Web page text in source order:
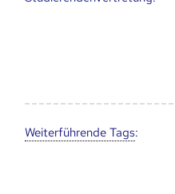
Weiter­führende Tags: